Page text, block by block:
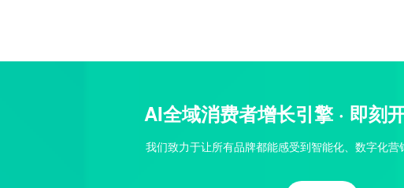
AI全域消费者增长引擎 · 即刻
我们致力于让所有品牌都能感受到智能化、数字化营